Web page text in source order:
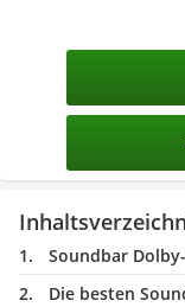
Soundbar
Die besten